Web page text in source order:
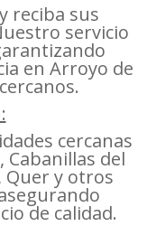
reciba sus
servicio
en Arroyo de
cercanas
Cabanillas del
Quer y otros
de calidad.